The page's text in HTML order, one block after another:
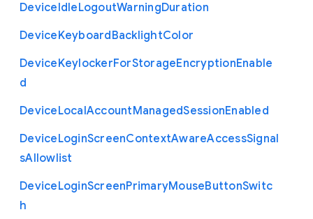
DeviceIdleLogoutWarningDuration
DeviceKeyboardBacklightColor
DeviceKeylockerForStorageEncryptionEnable
d
DeviceLocalAccountManagedSessionEnabled
DeviceLoginScreenContextAwareAccessSignal
sAllowlist
DeviceLoginScreenPrimaryMouseButtonSwitc
h